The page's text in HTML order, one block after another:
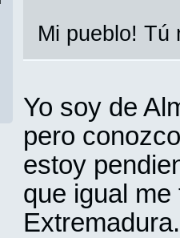
Mi pueblo! Tú
Yo soy de
pero
estoy
que igual